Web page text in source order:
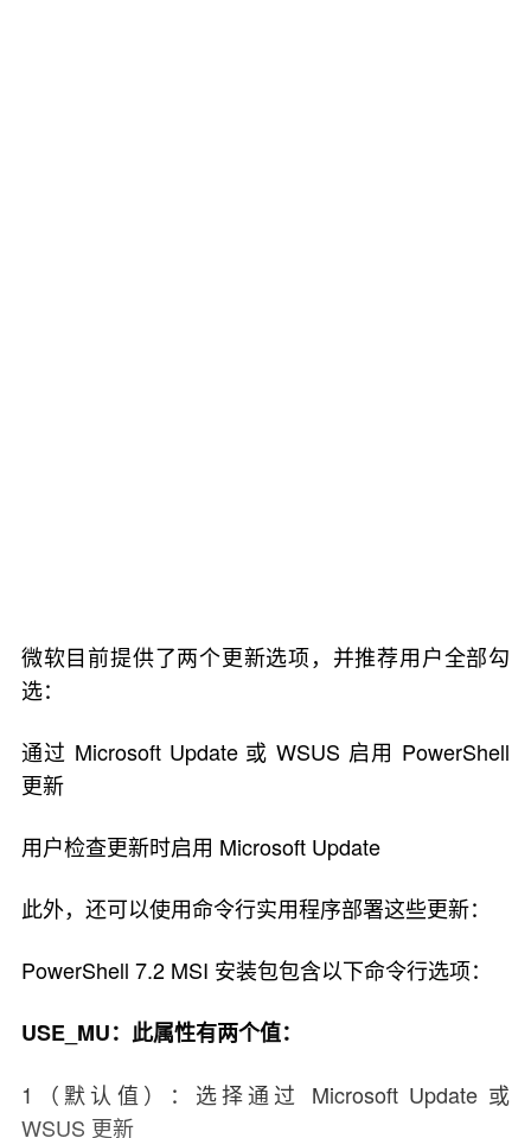
微软目前提供了两个更新选项，并推荐用户全部勾
选：
通过 Microsoft Update 或 WSUS 启用 PowerShell
更新
用户检查更新时启用 Microsoft Update
此外，还可以使用命令行实用程序部署这些更新：
PowerShell 7.2 MSI 安装包包含以下命令行选项：
USE_MU：此属性有两个值：
1（默认值）：选择通过 Microsoft Update 或
WSUS 更新